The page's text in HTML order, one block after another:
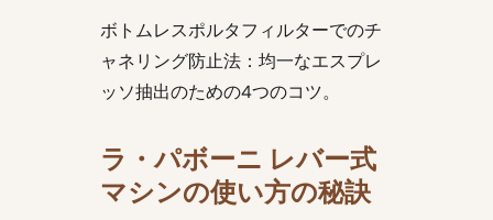
ボトムレスポルタフィルターでのチ
ャネリング防止法：均一なエスプレ
ッソ抽出のための4つのコツ。
ラ・パボーニ レバー式
マシンの使い方の秘訣